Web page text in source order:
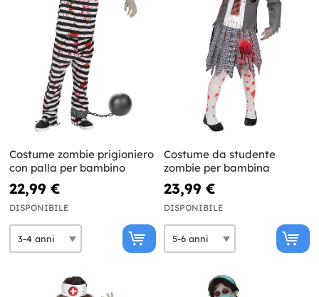
Costume zombie prigioniero
con palla per bambino
22,99 €
DISPONIBILE
Costume da studente
zombie per bambina
23,99 €
DISPONIBILE